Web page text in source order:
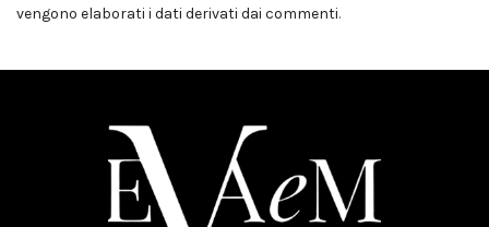
vengono elaborati i dati derivati dai commenti.